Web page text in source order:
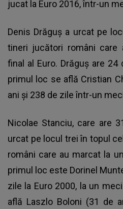
jucat la Euro 2016, într-un
Denis Drăguş a urcat pe
tineri jucători români care
final al Euro. Drăguş are
primul loc se află Cristian
ani şi 238 de zile într-un
Nicolae Stanciu, care are
urcat pe locul trei în topul
români care au marcat la
primul loc este Dorinel
zile la Euro 2000, la un
află Laszlo Boloni (31 de